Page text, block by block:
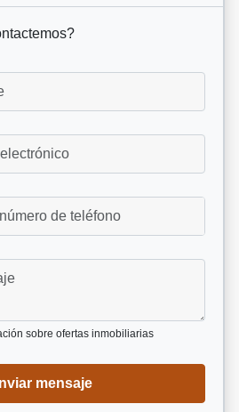
sobre ofertas inmobiliarias
mensaje